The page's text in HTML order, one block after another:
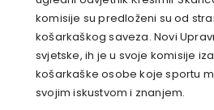
komisije su predloženi su od
košarkaškog saveza. Novi
svjetske, ih je u svoje komisije
košarkaške osobe koje sportu
svojim iskustvom i znanjem.